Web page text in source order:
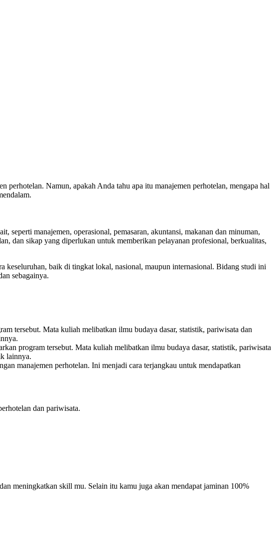
Namun, apakah Anda tahu apa itu manajemen perhotelan, mengapa hal
seperti manajemen, operasional, pemasaran, akuntansi, makanan dan minuman,
dan sikap yang diperlukan untuk memberikan pelayanan profesional, berkualitas,
keseluruhan, baik di tingkat lokal, nasional, maupun internasional. Bidang studi ini
sebagainya.
tersebut. Mata kuliah melibatkan ilmu budaya dasar, statistik, pariwisata dan
program tersebut. Mata kuliah melibatkan ilmu budaya dasar, statistik, pariwisata
lainnya.
manajemen perhotelan. Ini menjadi cara terjangkau untuk mendapatkan
dan pariwisata.
meningkatkan skill mu. Selain itu kamu juga akan mendapat jaminan 100%